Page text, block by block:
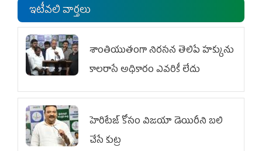
ఇటీవలి వార్తలు
శాంతియుతంగా నిరసన తెలిపే హక్కును
కాలరాసే అధికారం ఎవరికీ లేదు
హెరిటేజ్ కోసం విజయా డెయిరీని బలి
చేసే కుట్ర‌